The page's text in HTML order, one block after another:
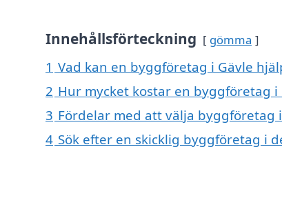
Innehållsförteckning gömma
1 Vad kan en byggföretag i Gävle
2 Hur mycket kostar en byggföretag i
3 Fördelar med att välja byggföretag
4 Sök efter en skicklig byggföretag i